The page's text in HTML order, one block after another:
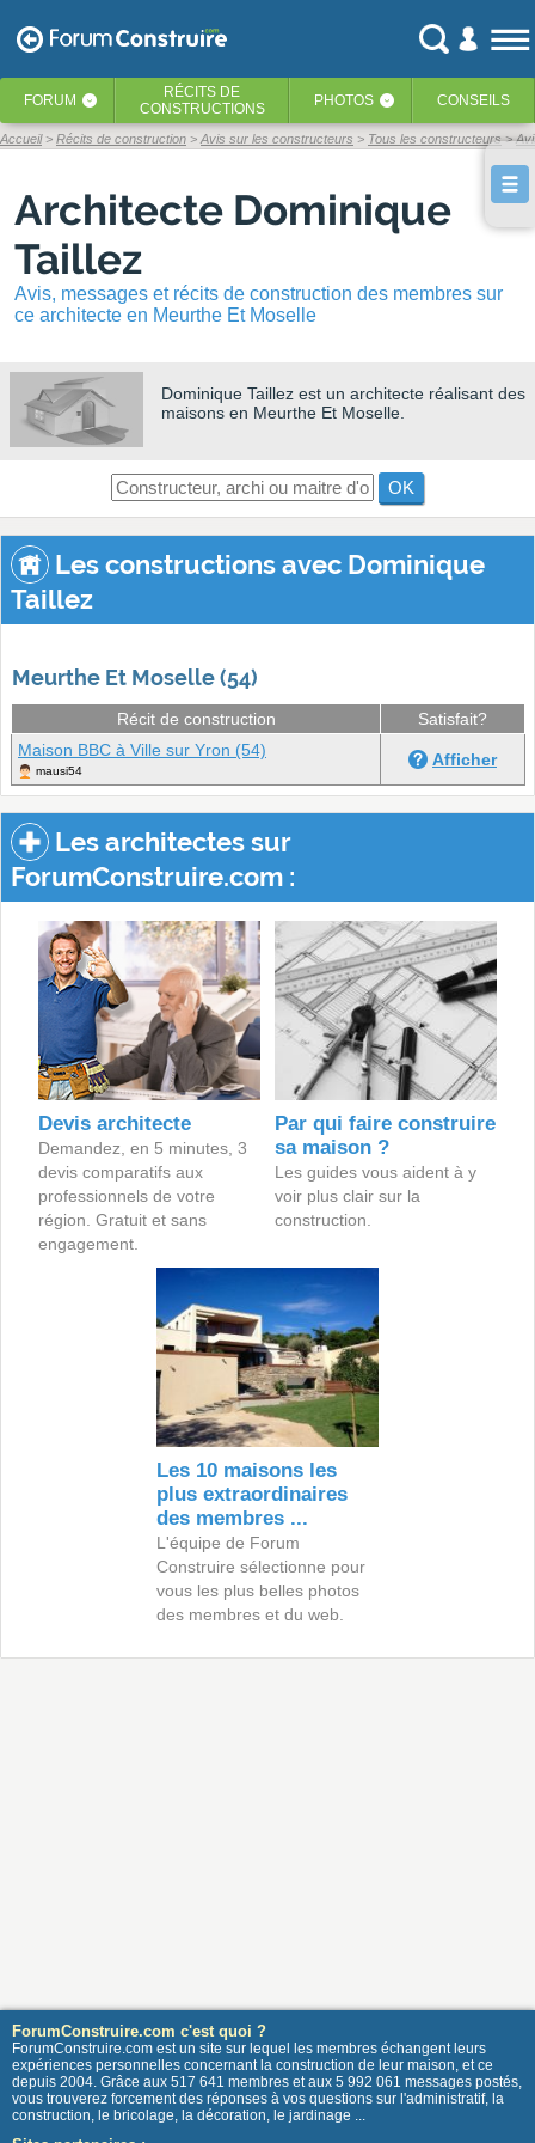
FORUM ‹ RÉCITS DE
CONSTRUCTIONS
PHOTOS ‹ CONSEILS
Accueil Récits de construction Avis sur les constructeurs Tous les constructeurs
Architecte Dominique
Taillez
Avis, messages et récits de construction des membres sur
ce architecte en Meurthe Et Moselle
Dominique Taillez est un architecte réalisant des
maisons en Meurthe Et Moselle.
OK
Les constructions avec Dominique
Taillez
Meurthe Et Moselle (54)
Récit de construction
Satisfait?
Maison BBC à Ville sur Yron (54)
mausi54
Afficher
Les architectes sur
ForumConstruire.com :
Devis architecte
Demandez, en 5 minutes, 3
devis comparatifs aux
professionnels de votre
région. Gratuit et sans
engagement.
Par qui faire construire
sa maison ?
Les guides vous aident à y
voir plus clair sur la
construction.
Les 10 maisons les
plus extraordinaires
des membres ...
L'équipe de Forum
Construire sélectionne pour
vous les plus belles photos
des membres et du web.
ForumConstruire.com c'est quoi ?
ForumConstruire.com est un site sur lequel les membres échangent leurs
expériences personnelles concernant la construction de leur maison, et ce
depuis 2004. Grâce aux 517 641 membres et aux 5 992 061 messages postés,
vous trouverez forcement des réponses à vos questions sur l'administratif, la
construction, le bricolage, la décoration, le jardinage ...